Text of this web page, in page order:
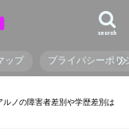
search
ップ プライバシーポリ
ノの障害者差別や学歴差別は